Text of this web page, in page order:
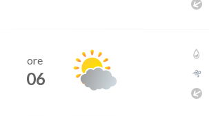
ore
06